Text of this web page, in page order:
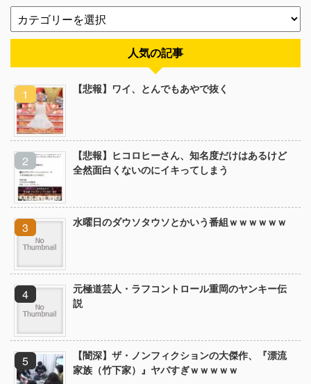
人気の記事
【悲報】ワイ、とんでもあやで抜く
【悲報】ヒコロヒーさん、知名度だけはあるけど
全然面白くないのにイキってしまう
水曜日のダウソタウソとかいう番組ｗｗｗｗｗｗ
元極道芸人・ラフコントロール重岡のヤンキー伝
説
【闇深】ザ・ノンフィクションの大傑作、『漂流
家族（竹下家）』ヤバすぎｗｗｗｗｗ